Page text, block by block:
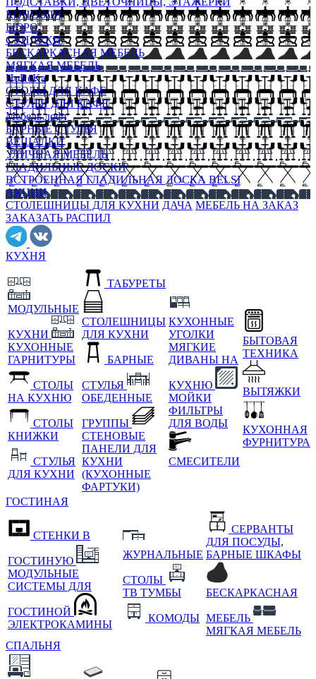
КОНСОЛИ
БЮРО
СУНДУКИ
БЕСКАРКАСНАЯ МЕБЕЛЬ
МЯГКАЯ МЕБЕЛЬ
HoReKa
СТОЛЫ ДЛЯ КАФЕ
СТУЛЬЯ ДЛЯ КАФЕ
Мебель лофт
БАРНЫЕ СТУЛЬЯ
ВЕШАЛКИ
УЛИЧНАЯ МЕБЕЛЬ
ГЛАДИЛЬНЫЕ ДОСКИ
ВСТРОЕННАЯ ГЛАДИЛЬНАЯ ДОСКА BELSI
АКЦИИ
СТОЛЕШНИЦЫ ДЛЯ КУХНИ ДАЧА МЕБЕЛЬ НА ЗАКАЗ
ЗАКАЗАТЬ РАСПИЛ
КУХНЯ
МОДУЛЬНЫЕ
КУХНИ
КУХОННЫЕ
ГАРНИТУРЫ
СТОЛЫ
НА КУХНЮ
СТОЛЫ
КНИЖКИ
СТУЛЬЯ
ДЛЯ КУХНИ
ТАБУРЕТЫ
СТОЛЕШНИЦЫ
ДЛЯ КУХНИ
БАРНЫЕ
СТУЛЬЯ
ОБЕДЕННЫЕ
ГРУППЫ
СТЕНОВЫЕ
ПАНЕЛИ ДЛЯ
КУХНИ
(КУХОННЫЕ
ФАРТУКИ)
КУХОННЫЕ
УГОЛКИ
МЯГКИЕ
ДИВАНЫ НА
КУХНЮ
МОЙКИ
ФИЛЬТРЫ
ДЛЯ ВОДЫ
СМЕСИТЕЛИ
БЫТОВАЯ
ТЕХНИКА
ВЫТЯЖКИ
КУХОННАЯ
ФУРНИТУРА
ГОСТИНАЯ
СТЕНКИ В
ГОСТИНУЮ
МОДУЛЬНЫЕ
СИСТЕМЫ ДЛЯ
ГОСТИНОЙ
ЭЛЕКТРОКАМИНЫ
ЖУРНАЛЬНЫЕ
СТОЛЫ
ТВ ТУМБЫ
КОМОДЫ
СЕРВАНТЫ
ДЛЯ ПОСУДЫ,
БАРНЫЕ ШКАФЫ
БЕСКАРКАСНАЯ
МЕБЕЛЬ
МЯГКАЯ МЕБЕЛЬ
СПАЛЬНЯ